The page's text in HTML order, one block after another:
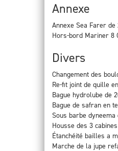
Annexe
Annexe Sea Farer
Hors-bord Mariner 8
Divers
Changement des
Re-fit joint de quille
Bague hydrolube de
Bague de safran en
Sous barbe dyneema
Housse des 3
Étanchéité bailles a
Marche de la jupe